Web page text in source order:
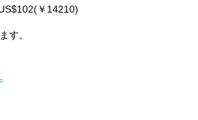
￥14210)
す。